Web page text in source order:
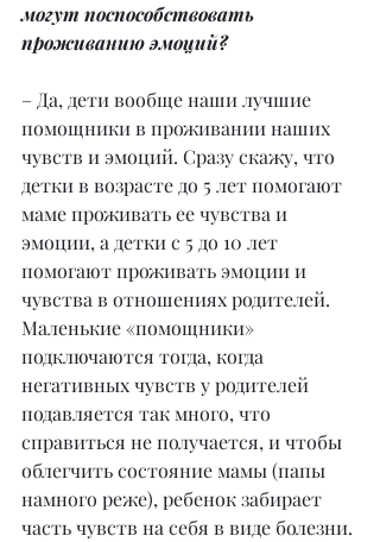
могут поспособствовать
проживанию эмоций?
– Да, дети вообще наши лучшие
помощники в проживании наших
чувств и эмоций. Сразу скажу, что
детки в возрасте до 5 лет помогают
маме проживать ее чувства и
эмоции, а детки с 5 до 10 лет
помогают проживать эмоции и
чувства в отношениях родителей.
Маленькие «помощники»
подключаются тогда, когда
негативных чувств у родителей
подавляется так много, что
справиться не получается, и чтобы
облегчить состояние мамы (папы
намного реже), ребенок забирает
часть чувств на себя в виде болезни.